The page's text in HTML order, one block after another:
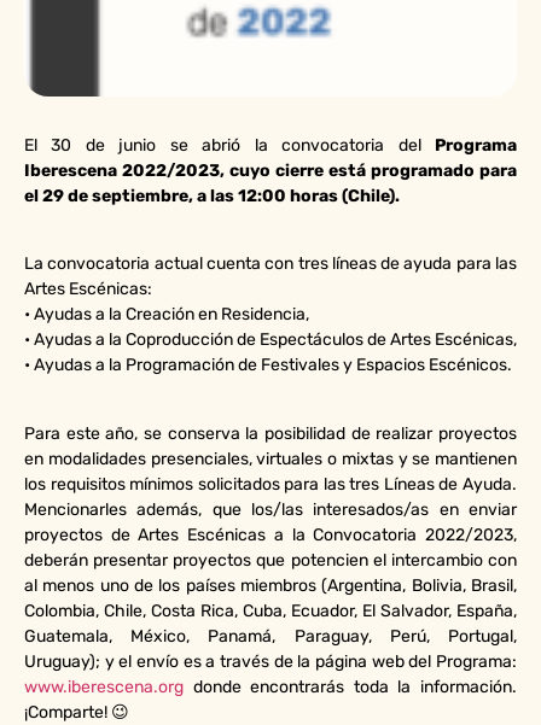
El 30 de junio se abrió la convocatoria del Programa
Iberescena 2022/2023, cuyo cierre está programado para
el 29 de septiembre, a las 12:00 horas (Chile).
La convocatoria actual cuenta con tres líneas de ayuda para las
Artes Escénicas:
• Ayudas a la Creación en Residencia,
• Ayudas a la Coproducción de Espectáculos de Artes Escénicas,
• Ayudas a la Programación de Festivales y Espacios Escénicos.
Para este año, se conserva la posibilidad de realizar proyectos
en modalidades presenciales, virtuales o mixtas y se mantienen
los requisitos mínimos solicitados para las tres Líneas de Ayuda.
Mencionarles además, que los/las interesados/as en enviar
proyectos de Artes Escénicas a la Convocatoria 2022/2023,
deberán presentar proyectos que potencien el intercambio con
al menos uno de los países miembros (Argentina, Bolivia, Brasil,
Colombia, Chile, Costa Rica, Cuba, Ecuador, El Salvador, España,
Guatemala, México, Panamá, Paraguay, Perú, Portugal,
Uruguay); y el envío es a través de la página web del Programa:
www.iberescena.org donde encontrarás toda la información.
¡Comparte! 😉